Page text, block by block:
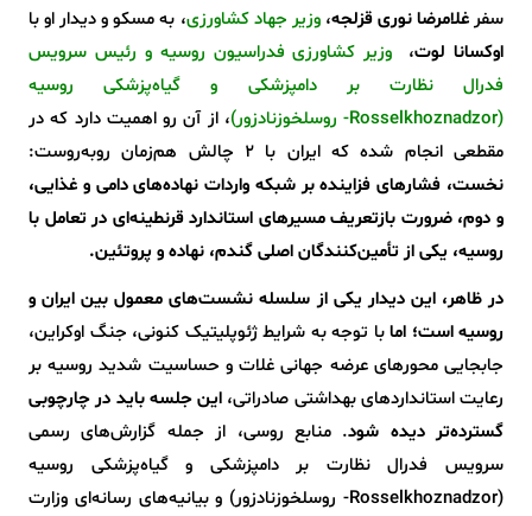
سفرغلامرضا نوری قزلجه، وزیر جهاد کشاورزی، به مسکو و دیدار او با
اوکسانا لوت، وزیر کشاورزی فدراسیون روسیه و رئیس سرویس
فدرال نظارت بر دامپزشکی و گیاه‌پزشکی روسیه
(Rosselkhoznadzor- روسلخوزنادزور)
، از آن رو اهمیت دارد که در
مقطعی انجام شده که ایران با 2 چالش هم‌زمان روبه‌روست:
نخست، فشارهای فزاینده بر شبکه واردات نهاده‌های دامی و غذایی،
و دوم، ضرورت بازتعریف مسیرهای استاندارد قرنطینه‌ای در تعامل با
روسیه، یکی از تأمین‌کنندگان اصلی گندم، نهاده و پروتئین.
در ظاهر، این دیدار یکی از سلسله نشست‌های معمول بین ایران و
روسیه است؛ امابا توجه به شرایط ژئوپلیتیک کنونی، جنگ اوکراین،
جابجایی محورهای عرضه جهانی غلات و حساسیت شدید روسیه بر
رعایت استانداردهای بهداشتی صادراتی، این جلسه باید در چارچوبی
گسترده‌تر دیده شود. منابع روسی، از جمله گزارش‌های رسمی
سرویس فدرال نظارت بر دامپزشکی و گیاه‌پزشکی روسیه
(Rosselkhoznadzor- روسلخوزنادزور) و بیانیه‌های رسانه‌ای وزارت